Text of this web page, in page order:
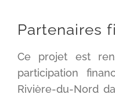
Partenaires
Ce projet est
participation
Rivière-du-Nord